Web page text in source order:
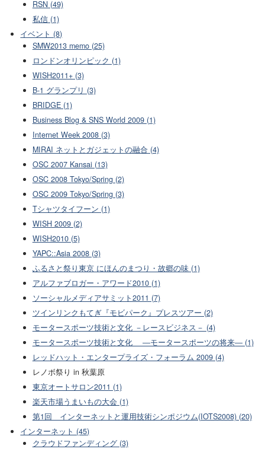
RSN (49)
私信 (1)
イベント (8)
SMW2013 memo (25)
ロンドンオリンピック (1)
WISH2011+ (3)
B-1 グランプリ (3)
BRIDGE (1)
Business Blog & SNS World 2009 (1)
Internet Week 2008 (3)
MIRAI ネットとガジェットの融合 (4)
OSC 2007 Kansai (13)
OSC 2008 Tokyo/Spring (2)
OSC 2009 Tokyo/Spring (3)
Tシャツタイフーン (1)
WISH 2009 (2)
WISH2010 (5)
YAPC::Asia 2008 (3)
ふるさと祭り東京 にほんのまつり・故郷の味 (1)
アルファブロガー・アワード2010 (1)
ソーシャルメディアサミット2011 (7)
ツインリンクもてぎ『モビパーク』プレスツアー (2)
モータースポーツ技術と文化 －レースビジネス－ (4)
モータースポーツ技術と文化 ―モータースポーツの将来― (1)
レッドハット・エンタープライズ・フォーラム 2009 (4)
レノボ祭り in 秋葉原
東京オートサロン2011 (1)
楽天市場うまいもの大会 (1)
第1回 インターネットと運用技術シンポジウム(IOTS2008) (20)
インターネット (45)
クラウドファンディング (3)